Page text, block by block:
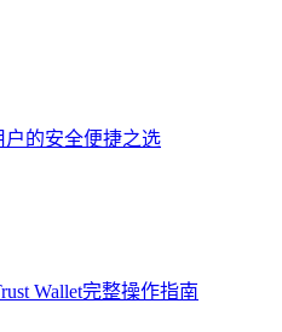
户的安全便捷之选
Wallet完整操作指南